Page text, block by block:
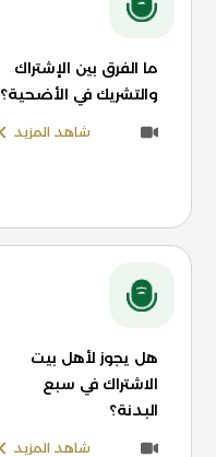
ما الفرق بين الإشتراك
والتشريك في الأضحية؟
شاهد المزيد
هل يجوز لأهل بيت
الاشتراك في سبع
البدنة؟
شاهد المزيد